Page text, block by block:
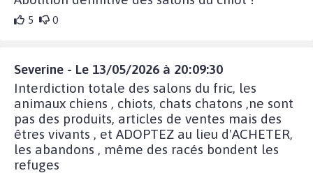
5 0
Severine - Le 13/05/2026 à 20:09:30
Interdiction totale des salons du fric, les
animaux chiens , chiots, chats chatons ,ne sont
pas des produits, articles de ventes mais des
êtres vivants , et ADOPTEZ au lieu d'ACHETER,
les abandons , même des racés bondent les
refuges